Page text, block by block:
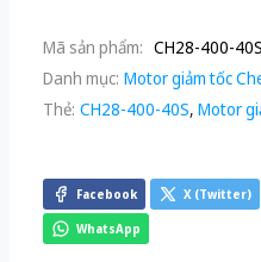
Mã sản phẩm: CH28-400-40S
Danh mục: Motor giảm tốc
Thẻ: CH28-400-40S, Motor
Facebook X (Twitter)
WhatsApp